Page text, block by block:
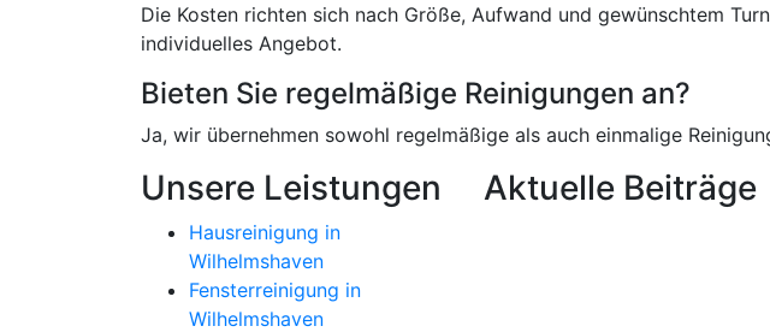
Die Kosten richten sich nach Größe, Aufwand und gewünschtem
individuelles Angebot.
Bieten Sie regelmäßige Reinigungen an?
Ja, wir übernehmen sowohl regelmäßige als auch einmalige
Unsere Leistungen
Hausreinigung in
Wilhelmshaven
Fensterreinigung in
Wilhelmshaven
Aktuelle Beiträge